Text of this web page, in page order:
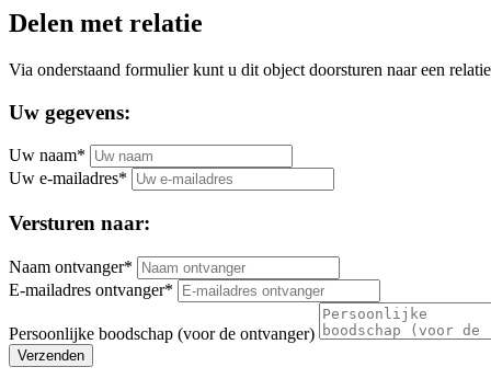
Delen met relatie
Via onderstaand formulier kunt u dit object doorsturen naar een
Uw gegevens:
Uw naam*
Uw e-mailadres*
Versturen naar:
Naam ontvanger*
E-mailadres ontvanger*
Persoonlijke boodschap (voor de ontvanger)
Verzenden